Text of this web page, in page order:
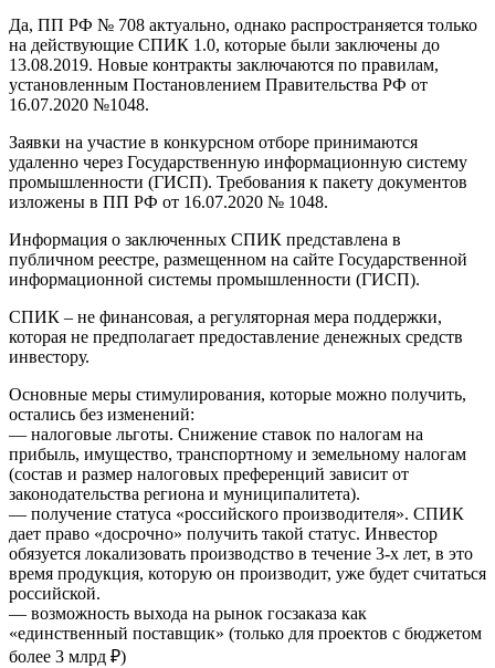
Да, ПП РФ № 708 актуально, однако распространяется только
на действующие СПИК 1.0, которые были заключены до
13.08.2019. Новые контракты заключаются по правилам,
установленным Постановлением Правительства РФ от
16.07.2020 №1048.
Заявки на участие в конкурсном отборе принимаются
удаленно через Государственную информационную систему
промышленности (ГИСП). Требования к пакету документов
изложены в ПП РФ от 16.07.2020 № 1048.
Информация о заключенных СПИК представлена в
публичном реестре, размещенном на сайте Государственной
информационной системы промышленности (ГИСП).
СПИК – не финансовая, а регуляторная мера поддержки,
которая не предполагает предоставление денежных средств
инвестору.
Основные меры стимулирования, которые можно получить,
остались без изменений:
— налоговые льготы. Снижение ставок по налогам на
прибыль, имущество, транспортному и земельному налогам
(состав и размер налоговых преференций зависит от
законодательства региона и муниципалитета).
— получение статуса «российского производителя». СПИК
дает право «досрочно» получить такой статус. Инвестор
обязуется локализовать производство в течение 3-х лет, в это
время продукция, которую он производит, уже будет считаться
российской.
— возможность выхода на рынок госзаказа как
«единственный поставщик» (только для проектов с бюджетом
более 3 млрд ₽)